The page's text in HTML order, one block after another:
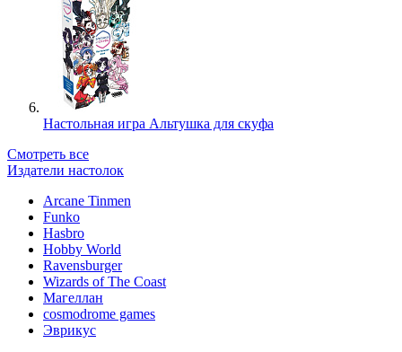
Настольная игра Альтушка для скуфа
Смотреть все
Издатели настолок
Arcane Tinmen
Funko
Hasbro
Hobby World
Ravensburger
Wizards of The Coast
Магеллан
сosmodrome games
Эврикус